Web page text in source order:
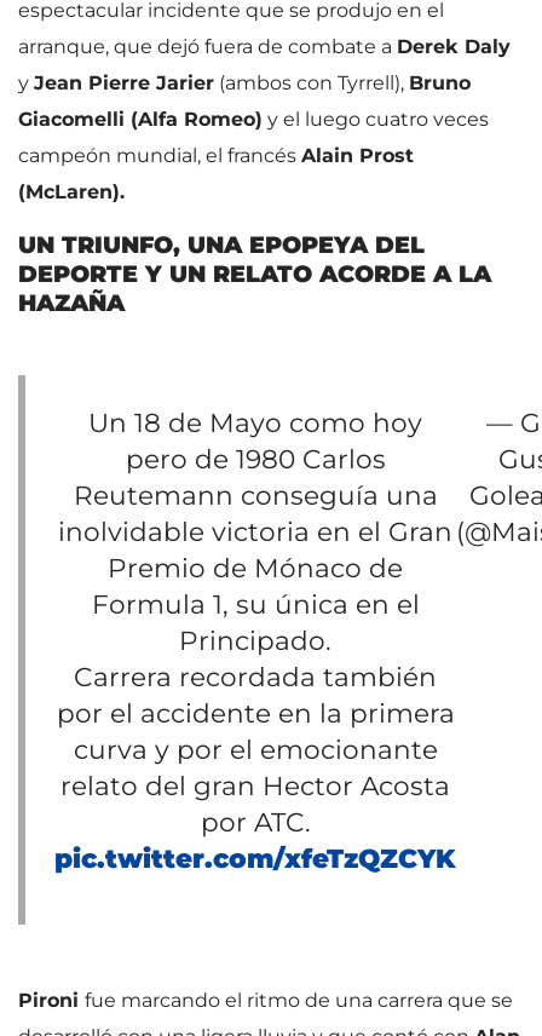
espectacular incidente que se produjo en el
arranque, que dejó fuera de combate a Derek Daly
y Jean Pierre Jarier (ambos con Tyrrell), Bruno
Giacomelli (Alfa Romeo) y el luego cuatro veces
campeón mundial, el francés Alain Prost
(McLaren).
UN TRIUNFO, UNA EPOPEYA DEL
DEPORTE Y UN RELATO ACORDE A LA
HAZAÑA
Un 18 de Mayo como hoy
pero de 1980 Carlos
Reutemann conseguía una
inolvidable victoria en el Gran
Premio de Mónaco de
Formula 1, su única en el
Principado.
Carrera recordada también
por el accidente en la primera
curva y por el emocionante
relato del gran Hector Acosta
por ATC.
pic.twitter.com/xfeTzQZCYK
—
Pironi fue marcando el ritmo de una carrera que se